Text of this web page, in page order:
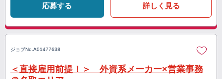
応募する 詳しく見る
ジョブNo. A01477638
＜直接雇用前提！＞ 外資系メーカー×営業事務